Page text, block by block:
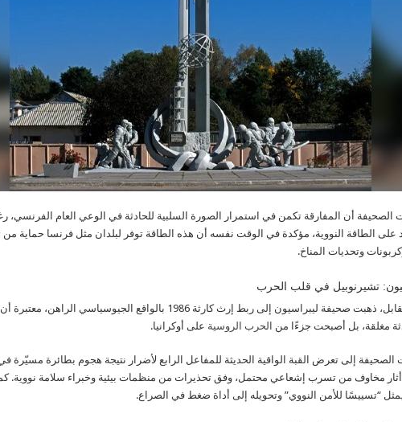
الصحيفة أن المفارقة تكمن في استمرار الصورة السلبية للحادثة في الوعي العام الفرنسي،
على الطاقة النووية، مؤكدة في الوقت نفسه أن هذه الطاقة توفر لبلدان مثل فرنسا حماية
وتحديات المناخ.
تشيرنوبيل في قلب الحرب
في المقابل، ذهبت صحيفة ليبراسيون إلى ربط إرث كارثة 1986 بالواقع الجيوسياسي
مغلقة، بل أصبحت جزءًا من الحرب الروسية على أوكرانيا.
مخاوف من تسرب إشعاعي محتمل، وفق تحذيرات من منظمات بيئية وخبراء سلامة نووية.
“تسييسًا للأمن النووي” وتحويله إلى أداة ضغط في الصراع.